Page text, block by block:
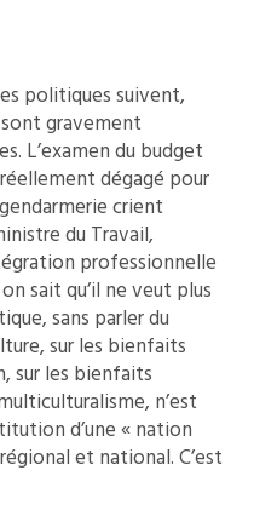
politiques suivent,
gravement
L’examen du budget
dégagé pour
crient
du Travail,
professionnelle
sait qu’il ne veut plus
sans parler du
sur les bienfaits
sur les bienfaits
n’est
d’une « nation
et national. C’est